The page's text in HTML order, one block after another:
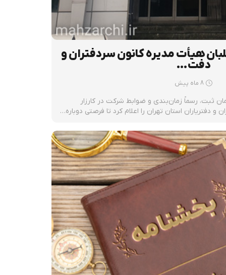
هیأت مدیره کانون سردفتران و
دفت…
8 ماه پیش
ثبت، رسماً زمان‌بندی و ضوابط شرکت در کارزار
و دفتریاران استان تهران را اعلام کرد تا فرصتی دوباره…